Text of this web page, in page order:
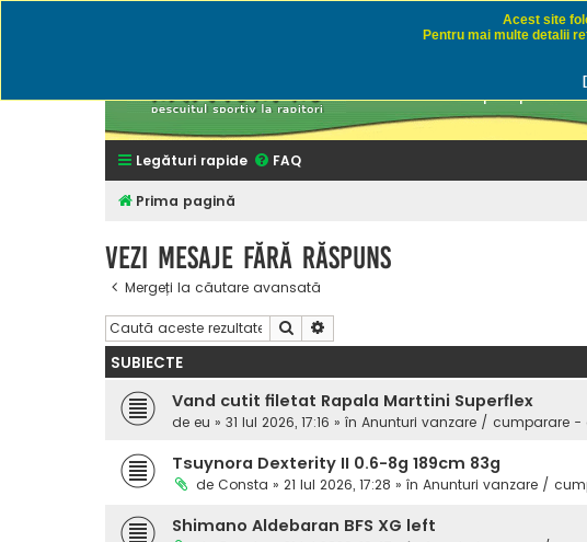
Rapitori.ro
Discutii despre
Legături rapide FAQ
Prima pagină
Vezi mesaje fără răspuns
Mergeți la căutare avansată
Căutare
SUBIECTE
Vand cutit filetat Rapala Marttini Superflex
de eu » 31 Iul 2026, 17:16 » în Anunturi vanzare / cumparare -
Tsuynora Dexterity II 0.6-8g 189cm 83g
de Consta » 21 Iul 2026, 17:28 » în Anunturi vanzare /
Shimano Aldebaran BFS XG left
Acest site
Pentru mai multe detalii